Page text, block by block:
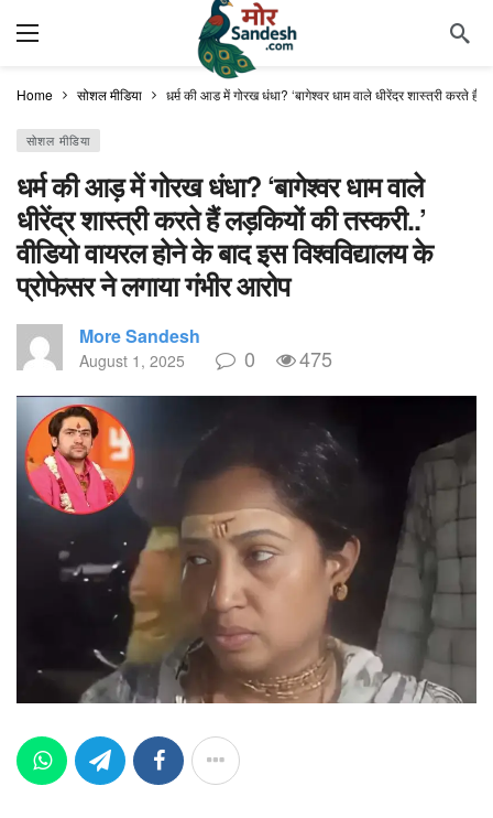
Home सोशल मीडिया धर्म की आड़ में गोरख धंधा? ‘बागेश्वर धाम वाले धीरेंद्र शास्त्री करते हैं
सोशल मीडिया
धर्म की आड़ में गोरख धंधा? ‘बागेश्वर धाम वाले
धीरेंद्र शास्त्री करते हैं लड़कियों की तस्करी..’
वीडियो वायरल होने के बाद इस विश्वविद्यालय के
प्रोफेसर ने लगाया गंभीर आरोप
More Sandesh
August 1, 2025 0 475